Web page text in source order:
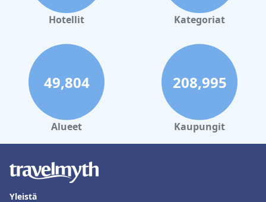
Hotellit Kategoriat
49,804
Alueet
208,995
Kaupungit
Yleistä